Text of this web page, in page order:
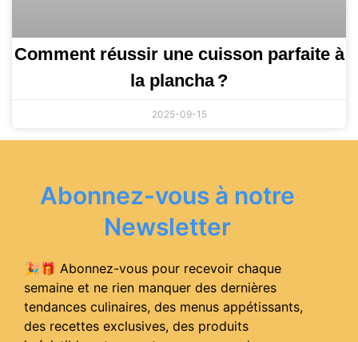
Comment réussir une cuisson parfaite à
la plancha ?
2025-09-15
Abonnez-vous à notre
Newsletter
🎉🎁 Abonnez-vous pour recevoir chaque
semaine et ne rien manquer des dernières
tendances culinaires, des menus appétissants,
des recettes exclusives, des produits